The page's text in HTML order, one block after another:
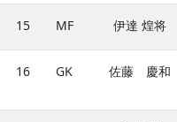
15 MF 伊達 煌将
16 GK 佐藤 慶和